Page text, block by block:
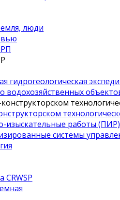
люди
гидрогеологическая
водохозяйственных
изыскательные работы (ПИР)
системы